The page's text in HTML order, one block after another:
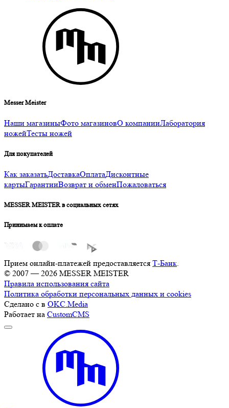
Messer Meister
Наши магазиныФото магазиновО компанииЛаборатория
ножейТесты ножей
Для покупателей
Как заказатьДоставкаОплатаДисконтные
картыГарантииВозврат и обменПожаловаться
MESSER MEISTER в социальных сетях
Принимаем к оплате
Прием онлайн-платежей предоставляется Т-Банк
© 2007 — 2026 MESSER MEISTER
Правила использования сайта
Политика обработки персональных данных и cookies
Сделано с в OKC.Media
Работает на CustomCMS